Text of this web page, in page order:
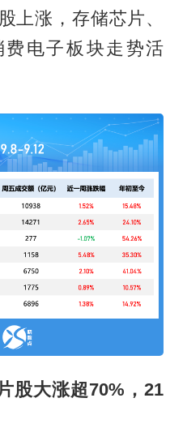
上涨，存储芯片、
电子板块走势活
股大涨超70%，21